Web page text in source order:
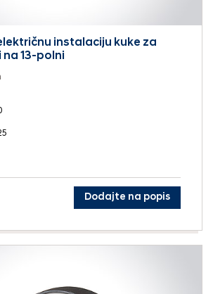
instalaciju kuke za
na 13-polni
Dodajte na popis